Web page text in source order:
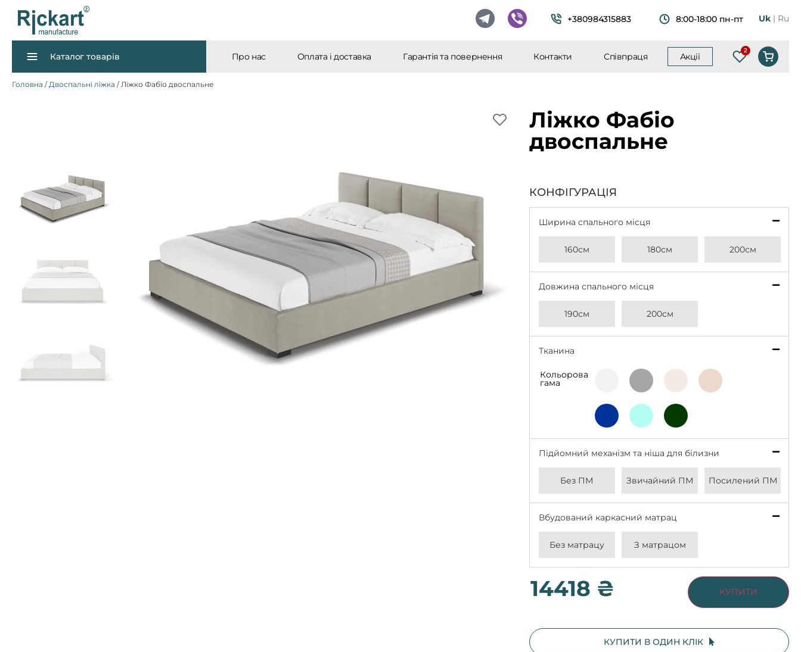
+380984315883 8:00-18:00 пн-пт Uk Ru
Каталог товарів
Дивани
Про нас Оплата і доставка Гарантія та повернення Контакти Співпраця Акції Список
Головна /Двоспальні ліжка / Ліжко Фабіо двоспальне
Ліжко Фабіо
двоспальне
КОНФІГУРАЦІЯ
Ширина спального місця
160см 180см 200см
Довжина спального місця
190см 200см
Тканина
Кольорова
гама
Підйомний механізм та ніша для білизни
Без ПМ Звичайний ПМ Посилений ПМ
Вбудований каркасний матрац
Без матрацу З матрацом
14418 ₴ КУПИТИ
КУПИТИ В ОДИН КЛІК